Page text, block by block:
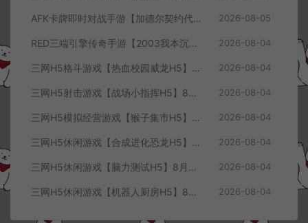
AFK卡牌即时对战手游【加德尔契约代金券内购修复版】8月最新整理Linux手工服务端+前后端全套源码+CDK授权后台+安卓苹果双端+详细搭建教程+视频教程 2026-08-05
RED三端引擎传奇手游【2003我本沉默三职业】8月最新整理Win一键服务端+PC安卓+详细搭建教程 2026-08-04
三网H5格斗游戏【热血校园威龙H5】8月最新整理Linux手工服务端+Win一键服务端+解压即玩+简易安卓客户端+详细搭建教程 2026-08-04
三网H5射击游戏【战场小指挥H5】8月最新整理Linux手工服务端+Win一键服务端+解压即玩+简易安卓客户端+详细搭建教程 2026-08-04
三网H5模拟经营游戏【猴子集市H5】8月最新整理Linux手工服务端+Win一键服务端+解压即玩+简易安卓客户端+详细搭建教程 2026-08-04
三网H5休闲游戏【合成进化恐龙H5】8月最新整理Linux手工服务端+Win一键服务端+解压即玩+简易安卓客户端+详细搭建教程 2026-08-04
三网H5休闲游戏【脑力测试H5】8月最新整理Linux手工服务端+Win一键服务端+解压即玩+简易安卓客户端+详细搭建教程 2026-08-04
三网H5休闲游戏【机器人厨房H5】8月最新整理Linux手工服务端+Win一键服务端+解压即玩+简易安卓客户端+详细搭建教程 2026-08-04